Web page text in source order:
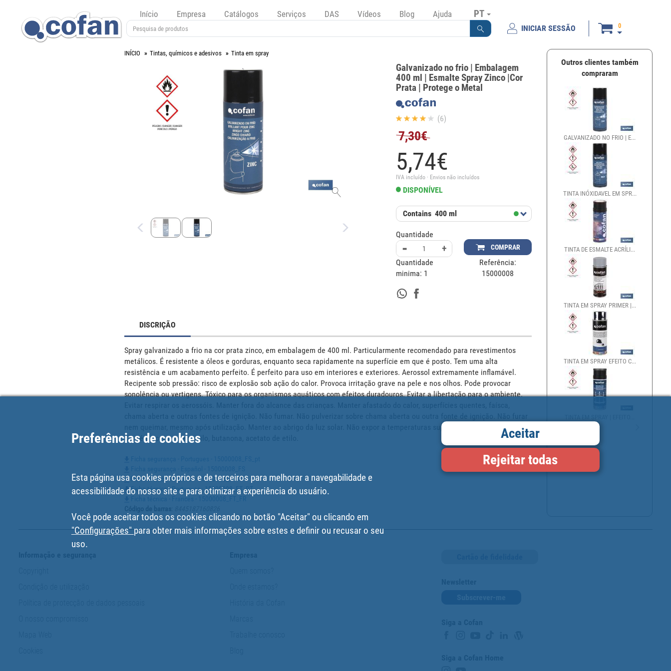
PT
Início Empresa Catálogos Serviços DAS Vídeos Blog Ajuda
INICIAR SESSÃO 0
INÍCIO Tintas, químicos e adesivos Tinta em spray
Galvanizado no frio | Embalagem
400 ml | Esmalte Spray Zinco |Cor
Prata | Protege o Metal
(6)
7,30€
5,74€
IVA incluído · Envios não incluídos
DISPONÍVEL
Contains 400 ml
Quantidade
- + COMPRAR
Quantidade
minima: 1
Referência:
15000008
DISCRIÇÃO
Spray galvanizado a frio na cor prata zinco, em embalagem de 400 ml. Particularmente recomendado para revestimentos
metálicos. É resistente a óleos e gorduras, enquanto seca rapidamente na superfície em que é posto. Tem uma alta
resistência e um acabamento perfeito. É perfeito para uso em interiores e exteriores. Aerossol extremamente inflamável.
Recipente sob pressão: risco de explosão sob ação do calor. Provoca irritação grave na pele e nos olhos. Pode provocar
sonolência ou vertigens. Tóxico para os organismos aquáticos com efeitos duradouros. Evitar a libertação para o ambiente.
chama aberta e outras fontes de ignição. Não fumar. Não pulverizar sobre chama aberta ou outra fonte de ignição. Não furar
nem queimar, mesmo após utilização. Manter ao abrigo da luz solar. Não expor a temperaturas superiores a 50 °C/122°F.
Contém acetato de metilo, butanona, acetato de etilo.
Ficha técnica - Español - 15000008_FT
Ficha técnica - Portugues - 15000008_FT_PT
Ficha técnica - Francés - 15000008_FT_FR
Outros clientes também
compraram
GALVANIZADO NO FRIO | E...
TINTA INÓXIDAVEL EM SPR...
TINTA DE ESMALTE ACRÍLI...
TINTA EM SPRAY PRIMER |...
TINTA EM SPRAY EFEITO C...
Preferências de cookies
Esta página usa cookies próprios e de terceiros para melhorar a navegabilidade e
acessibilidade do nosso site e para otimizar a experiência do usuário.
Você pode aceitar todos os cookies clicando no botão "Aceitar" ou clicando em
"Configurações" para obter mais informações sobre estes e definir ou recusar o seu
uso.
Aceitar
Rejeitar todas